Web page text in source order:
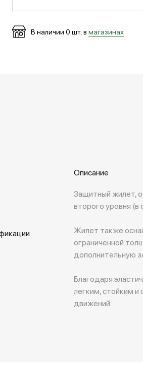
В наличии 0 шт. в магазинах
Описание
Защитный жилет,
второго уровня (в
Жилет также
ограниченной
дополнительную
Благодаря
легким, стойким
движений.